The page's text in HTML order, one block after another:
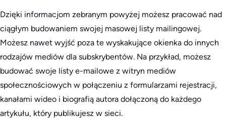
Dzięki informacjom zebranym powyżej możesz pracować nad
ciągłym budowaniem swojej masowej listy mailingowej.
Możesz nawet wyjść poza te wyskakujące okienka do innych
rodzajów mediów dla subskrybentów. Na przykład, możesz
budować swoje listy e-mailowe z witryn mediów
społecznościowych w połączeniu z formularzami rejestracji,
kanałami wideo i biografią autora dołączoną do każdego
artykułu, który publikujesz w sieci.